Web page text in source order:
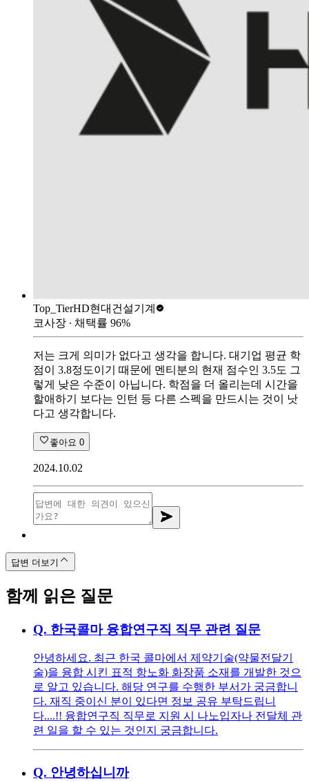
Top_TierHD현대건설기계
코사장 ∙ 채택률 96%
저는 크게 의미가 없다고 생각을 합니다. 대기업 평균 학
점이 3.8정도이기 때문에 멘티분의 현재 점수인 3.5도 그
렇게 낮은 수준이 아닙니다. 학점을 더 올리는데 시간을
할애하기 보다는 인턴 등 다른 스펙을 만드시는 것이 낫
다고 생각합니다.
좋아요 0
2024.10.02
답변 더보기
함께 읽은 질문
Q. 한국콜마 융합연구직 직무 관련 질문
안녕하세요. 최근 한국 콜마에서 제약기술(약물전달기
술)을 융합 시킨 표적 항노화 화장품 소재를 개발한 것으
로 알고 있습니다. 해당 연구를 수행한 부서가 궁금합니
다. 재직 중이신 분이 있다면 정보 공유 부탁드립니
다....!! 융합연구직 직무로 지원 시 나노입자나 전달체 관
련 일을 할 수 있는 것인지 궁금합니다.
Q. 안녕하십니까